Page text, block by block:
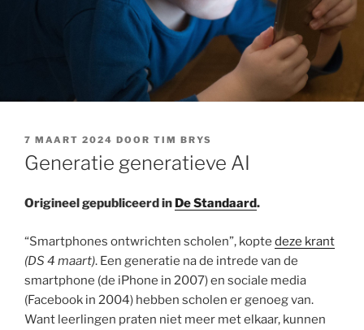
GEPLAATST
OP
7 MAART 2024 DOOR TIM BRYS
Generatie generatieve AI
Origineel gepubliceerd in De Standaard.
“Smartphones ontwrichten scholen”, kopte deze krant
(DS 4 maart). Een generatie na de intrede van de
smartphone (de iPhone in 2007) en sociale media
(Facebook in 2004) hebben scholen er genoeg van.
Want leerlingen praten niet meer met elkaar, kunnen